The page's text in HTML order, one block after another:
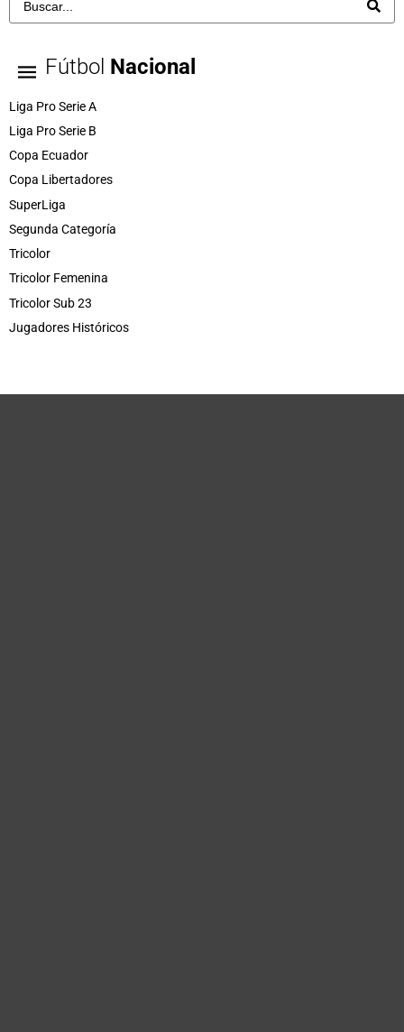
Fútbol Nacional
Liga Pro Serie A
Liga Pro Serie B
Copa Ecuador
Copa Libertadores
SuperLiga
Segunda Categoría
Tricolor
Tricolor Femenina
Tricolor Sub 23
Jugadores Históricos